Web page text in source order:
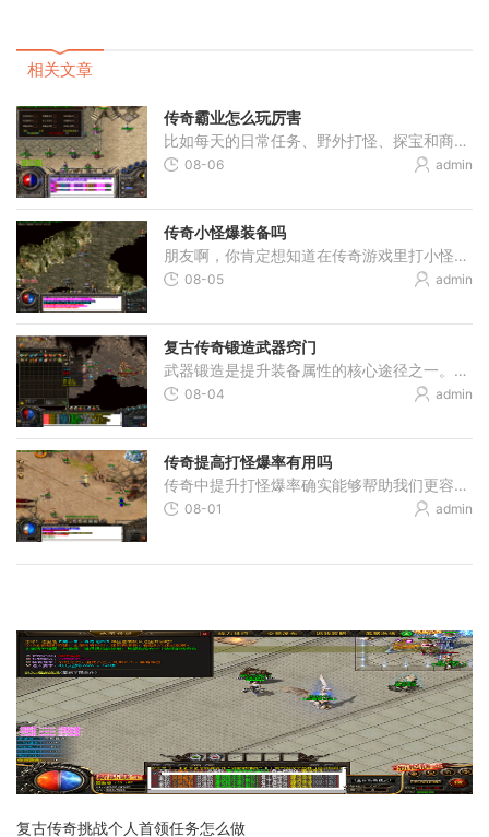
相关文章
传奇霸业怎么玩厉害
比如每天的日常任务、野外打怪、探宝和商城购买，这些都是获取材料的重要途径，日常任务能带来大量的铜钱、药材和其他道具，而野外打怪尤其是精英怪和BOSS会掉落更高级的材料，
08-06 admin
传奇小怪爆装备吗
朋友啊，你肯定想知道在传奇游戏里打小怪能不能爆出好装备吧？答案是肯定的，很多小怪确实有机会掉落不错的装备，这可不是什么秘密。游戏中有各种各样的怪物，分布在不同的地
08-05 admin
复古传奇锻造武器窍门
武器锻造是提升装备属性的核心途径之一。锻造过程需要玩家精心准备材料，并遵循一定的规则。锻造需要消耗黑铁矿石和特定首饰，材料的纯度和品质直接影响锻造的成功率和武器属
08-04 admin
传奇提高打怪爆率有用吗
传奇中提升打怪爆率确实能够帮助我们更容易获得珍稀装备和资源。爆率就是击败怪物后物品掉落的概率，这个概率从百分之百到几十万分之一不等。所以通过合理方法提升爆率，可以
08-01 admin
复古传奇挑战个人首领任务怎么做